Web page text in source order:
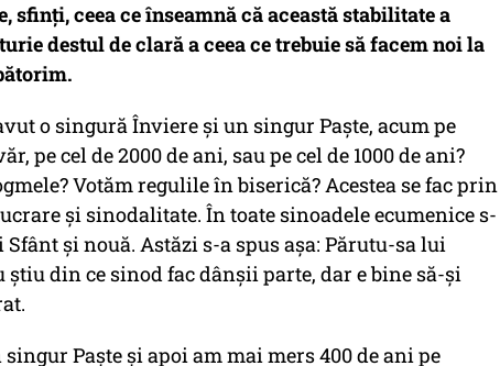
sfinți, ceea ce înseamnă că această stabilitate a
destul de clară a ceea ce trebuie să facem noi la
o singură Înviere și un singur Paște, acum pe
pe cel de 2000 de ani, sau pe cel de 1000 de ani?
Votăm regulile în biserică? Acestea se fac prin
și sinodalitate. În toate sinoadele ecumenice s-
Sfânt și nouă. Astăzi s-a spus așa: Părutu-sa lui
știu din ce sinod fac dânșii parte, dar e bine să-și
Paște și apoi am mai mers 400 de ani pe